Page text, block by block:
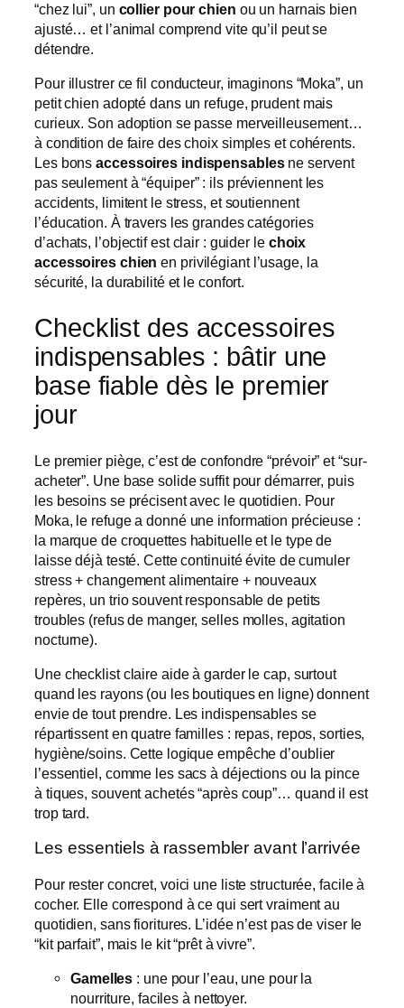
“chez lui”, un collier pour chien ou un harnais bien
ajusté… et l’animal comprend vite qu’il peut se
détendre.
Pour illustrer ce fil conducteur, imaginons “Moka”, un
petit chien adopté dans un refuge, prudent mais
curieux. Son adoption se passe merveilleusement…
à condition de faire des choix simples et cohérents.
Les bonsaccessoires indispensablesne servent
pas seulement à “équiper” : ils préviennent les
accidents, limitent le stress, et soutiennent
l’éducation. À travers les grandes catégories
d’achats, l’objectif est clair : guider le choix
accessoires chien en privilégiant l’usage, la
sécurité, la durabilité et le confort.
Checklist des accessoires
indispensables : bâtir une
base fiable dès le premier
jour
Le premier piège, c’est de confondre “prévoir” et “sur-
acheter”. Une base solide suffit pour démarrer, puis
les besoins se précisent avec le quotidien. Pour
Moka, le refuge a donné une information précieuse :
la marque de croquettes habituelle et le type de
laisse déjà testé. Cette continuité évite de cumuler
stress + changement alimentaire + nouveaux
repères, un trio souvent responsable de petits
troubles (refus de manger, selles molles, agitation
nocturne).
Une checklist claire aide à garder le cap, surtout
quand les rayons (ou les boutiques en ligne) donnent
envie de tout prendre. Les indispensables se
répartissent en quatre familles : repas, repos, sorties,
hygiène/soins. Cette logique empêche d’oublier
l’essentiel, comme les sacs à déjections ou la pince
à tiques, souvent achetés “après coup”… quand il est
trop tard.
Les essentiels à rassembler avant l’arrivée
Pour rester concret, voici une liste structurée, facile à
cocher. Elle correspond à ce qui sert vraiment au
quotidien, sans fioritures. L’idée n’est pas de viser le
“kit parfait”, mais le kit “prêt à vivre”.
Gamelles : une pour l’eau, une pour la
nourriture, faciles à nettoyer.